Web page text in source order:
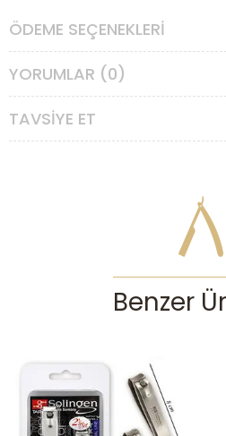
ÖDEME SEÇENEKLERI
YORUMLAR (0)
TAVSIYE ET
Benzer